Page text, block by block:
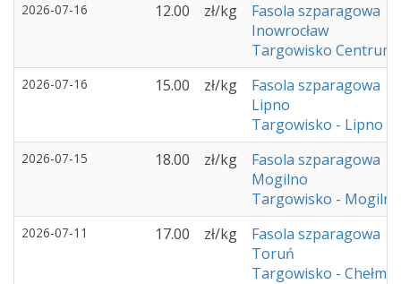
2026-07-16 12.00 zł/kg
Fasola szparagowa
Inowrocław
Targowisko Centrum
2026-07-16 15.00 zł/kg
Fasola szparagowa
Lipno
Targowisko - Lipno
2026-07-15 18.00 zł/kg
Fasola szparagowa
Mogilno
Targowisko - Mogilno
2026-07-11 17.00 zł/kg
Fasola szparagowa
Toruń
Targowisko - Chełmża